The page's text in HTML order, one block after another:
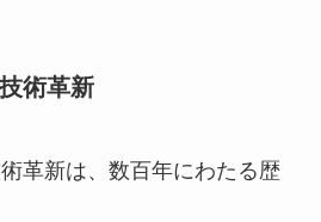
術革新
革新は、数百年にわたる歴